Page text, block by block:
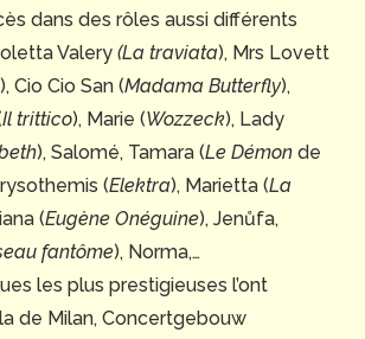
dans des rôles aussi différents
Valery (La traviata), Mrs Lovett
), Cio Cio San (Madama Butterfly),
Il trittico), Marie (Wozzeck), Lady
), Salomé, Tamara (Le Démon de
(Elektra), Marietta (La
(Eugène Onéguine), Jenůfa,
fantôme), Norma,…
les plus prestigieuses l’ont
de Milan, Concertgebouw